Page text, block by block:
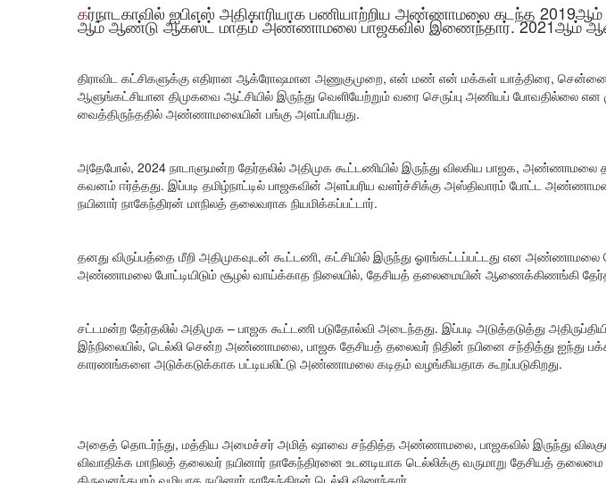
கர்நாடகாவில் ஐபிஎஸ் அதிகாரியாக பணியாற்றிய அண்ணாமலை கடந்த
ஆம் ஆண்டு ஆகஸ்ட் மாதம் அண்ணாமலை பாஜகவில் இணைந்தார். 2021ஆம்
திராவிட கட்சிகளுக்கு எதிரான ஆக்ரோஷமான அணுகுமுறை, என் மண் என் மக்கள் யாத்திரை,
ஆளுங்கட்சியான திமுகவை ஆட்சியில் இருந்து வெளியேற்றும் வரை செருப்பு அணியப் போவதில்லை
வைத்திருந்ததில் அண்ணாமலையின் பங்கு அளப்பரியது.
அதேபோல், 2024 நாடாளுமன்ற தேர்தலில் அதிமுக கூட்டணியில் இருந்து விலகிய பாஜக,
கவனம் ஈர்த்தது. இப்படி தமிழ்நாட்டில் பாஜகவின் அளப்பரிய வளர்ச்சிக்கு அஸ்திவாரம் போட்ட
நயினார் நாகேந்திரன் மாநிலத் தலைவராக நியமிக்கப்பட்டார்.
தனது விருப்பத்தை மீறி அதிமுகவுடன் கூட்டணி, கட்சியில் இருந்து ஓரங்கட்டப்பட்டது என அண்ணாமலை
அண்ணாமலை போட்டியிடும் சூழல் வாய்க்காத நிலையில், தேசியத் தலைமையின் ஆணைக்கிணங்கி தேர்தல்
சட்டமன்ற தேர்தலில் அதிமுக – பாஜக கூட்டணி படுதோல்வி அடைந்தது. இப்படி அடுத்தடுத்து
இந்நிலையில், டெல்லி சென்ற அண்ணாமலை, பாஜக தேசியத் தலைவர் நிதின் நபினை சந்தித்து ஐந்து
காரணங்களை அடுக்கடுக்காக பட்டியலிட்டு அண்ணாமலை கடிதம் வழங்கியதாக கூறப்படுகிறது.
அதைத் தொடர்ந்து, மத்திய அமைச்சர் அமித் ஷாவை சந்தித்த அண்ணாமலை, பாஜகவில் இருந்து விலகும்
விவாதிக்க மாநிலத் தலைவர் நயினார் நாகேந்திரனை உடனடியாக டெல்லிக்கு வருமாறு தேசியத்